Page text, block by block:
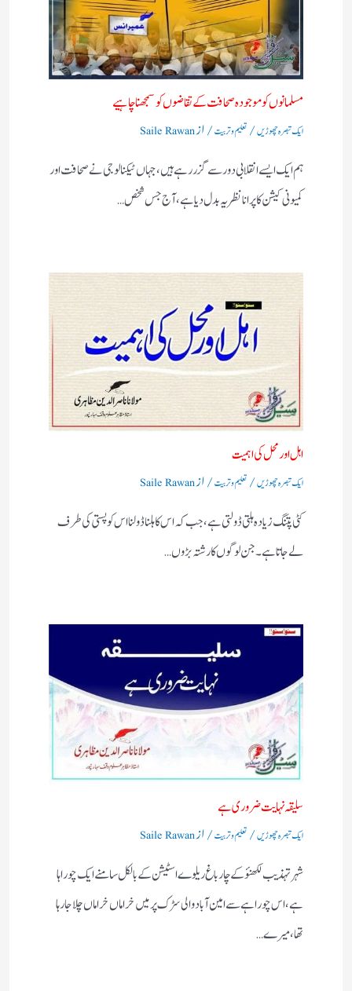
مسلمانوں کو موجودہ صحافت کے تقاضوں کو سمجھنا چاہیے
ایک تبصرہ چھوڑیں/ تعلیم و تربیت/ ازSaile Rawan
ہم ایک ایسے انقلابی دور سے گزر رہے ہیں، جہاں ٹیکنالوجی نے صحافت اور
کمیونی کیشن کا پرانا نظریہ بدل دیا ہے، آج جس شخص…
اہل اورمحل کی اہمیت
ایک تبصرہ چھوڑیں/ تعلیم و تربیت/ ازSaile Rawan
کٹی پتنگ زیادہ ہلتی ڈولتی ہے ، جب کہ اس کا ہلنا ڈولنا اس کو پستی کی طرف
لے جاتا ہے۔جن لوگوں کا رشتہ بڑوں…
سلیقہ نہایت ضروری ہے
ایک تبصرہ چھوڑیں/ تعلیم و تربیت/ ازSaile Rawan
شہر تہذیب لکھنؤکے چارباغ ریلوے اسٹیشن کے بالکل سامنے ایک چوراہا
ہے ،اس چوراہے سے امین آباد والی سڑک پرمیں خراماں خراماں چلاجا رہا
تھا،میرے…